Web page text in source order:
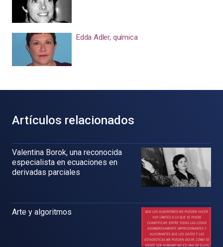
Edda Adler, química
Artículos relacionados
Valentina Borok, una reconocida
especialista en ecuaciones en
derivadas parciales
Arte y algoritmos